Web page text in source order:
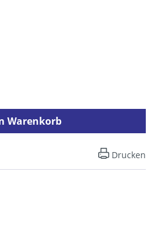
Wert ein oder
Warenkorb
Drucken